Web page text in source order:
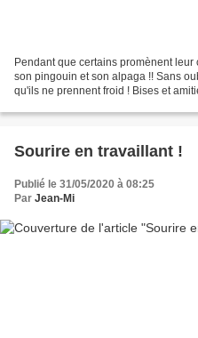
Pendant que certains promènent
son pingouin et son alpaga !! Sans
qu'ils ne prennent froid ! Bises et
Sourire en travaillant !
Publié le 31/05/2020 à 08:25
Par Jean-Mi